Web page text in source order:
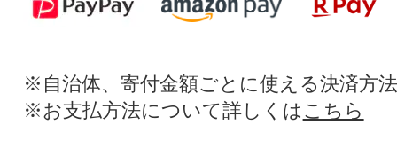
※自治体、寄付金額ごとに使える決済方
※お支払方法について詳しくは こちら